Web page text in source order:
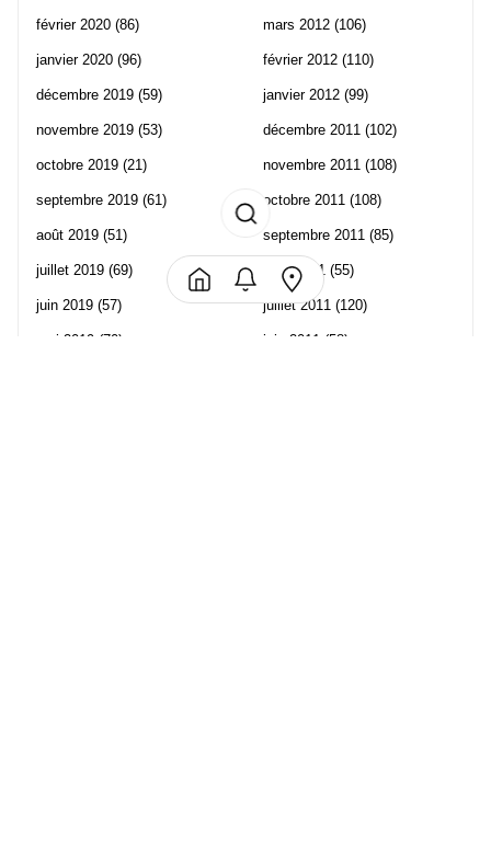
février 2020 (86)
janvier 2020 (96)
décembre 2019 (59)
novembre 2019 (53)
octobre 2019 (21)
septembre 2019 (61)
août 2019 (51)
juillet 2019 (69)
juin 2019 (57)
mai 2019 (70)
mars 2012 (106)
février 2012 (110)
janvier 2012 (99)
décembre 2011 (102)
novembre 2011 (108)
octobre 2011 (108)
septembre 2011 (85)
août 2011 (55)
juillet 2011 (120)
juin 2011 (58)